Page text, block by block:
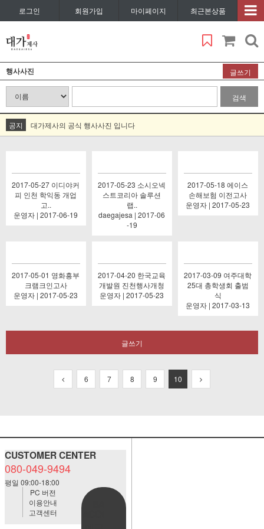
로그인 회원가입 마이페이지 최근본상품
행사사진 글쓰기
검색
공지 대가제사의 공식 행사사진 입니다
2017-05-27 이디야커
피 인천 학익동 개업
고..
운영자 | 2017-06-19
2017-05-23 소시오넥
스트코리아 솔루션
랩..
daegajesa | 2017-06
-19
2017-05-18 에이스
손해보험 이전고사
운영자 | 2017-05-23
2017-05-01 영화흥부
크램크인고사
운영자 | 2017-05-23
2017-04-20 한국교육
개발원 진천행사개청
운영자 | 2017-05-23
2017-03-09 여주대학
25대 총학생회 출범
식
운영자 | 2017-03-13
글쓰기
6 7 8 9 10
CUSTOMER CENTER
080-049-9494
평일 09:00-18:00
PC 버전
이용안내
고객센터